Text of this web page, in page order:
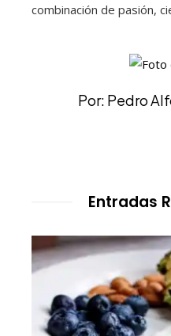
combinación de pasión,
Por: Pedro
Entradas